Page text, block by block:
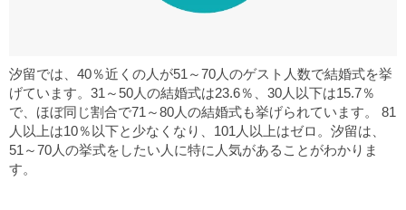
汐留では、40％近くの人が51～70人のゲスト人数で結婚式を挙
げています。31～50人の結婚式は23.6％、30人以下は15.7％
で、ほぼ同じ割合で71～80人の結婚式も挙げられています。 81
人以上は10％以下と少なくなり、101人以上はゼロ。汐留は、
51～70人の挙式をしたい人に特に人気があることがわかりま
す。